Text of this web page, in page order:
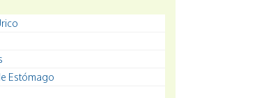
Estómago